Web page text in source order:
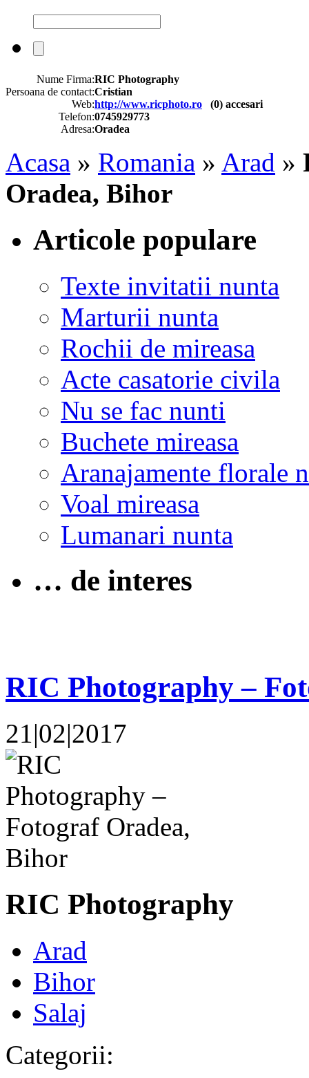
Nume Firma:RIC Photography
Persoana de contact:Cristian
Web:http://www.ricphoto.ro (0) accesari
Telefon:0745929773
Adresa:Oradea
Acasa » Romania » Arad »
Oradea, Bihor
Articole populare
Texte invitatii nunta
Marturii nunta
Rochii de mireasa
Acte casatorie civila
Nu se fac nunti
Buchete mireasa
Aranajamente florale
Voal mireasa
Lumanari nunta
… de interes
RIC Photography –
21|02|2017
RIC Photography
Arad
Bihor
Salaj
Categorii: